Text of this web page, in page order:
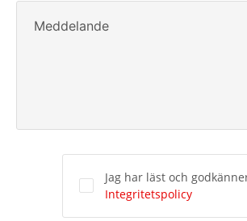
Meddelande
Jag har läst och
Integritetspolicy